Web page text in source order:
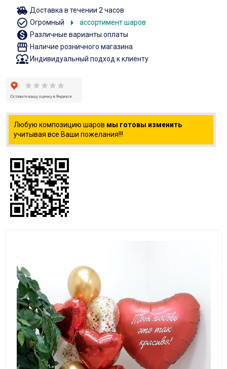
toys Доставка в течении 2 часов
check_circle_outline Огромный arrow_right ассортимент шаров
monetization_on Различные варианты оплаты
storefront Наличие розничного магазина
diversity_1Индивидуальный подход к клиенту
Любую композицию шаров мы готовы изменить
учитывая все Ваши пожелания!!!